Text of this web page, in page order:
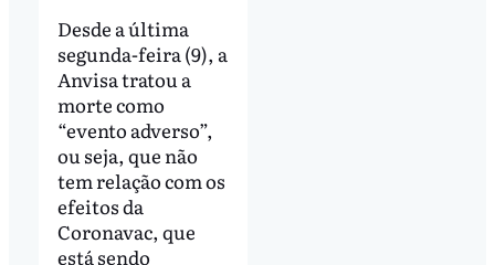
Desde a última
segunda-feira (9), a
Anvisa tratou a
morte como
“evento adverso”,
ou seja, que não
tem relação com os
efeitos da
Coronavac, que
está sendo